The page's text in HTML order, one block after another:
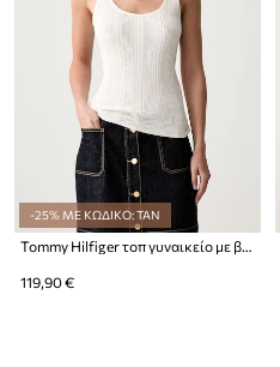
-25% ΜΕ ΚΩΔΙΚΟ: TAN
Tommy Hilfiger τοπ γυναικείο με βαμβάκι
119,90 €